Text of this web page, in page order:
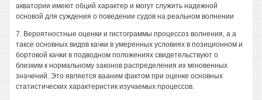
акватории имеют обций характер и могут служить надежной
основой для суждения о поведении судов на реальном волнении
7. Вероятностные оценки и гистограммы процессоз волнения, а а
таксе основных видов качки в умеренных условиях в позиционном и
бортовой качки в подводном положениях свидетельствуют о
близким к нормальному законов распределения их мгновенных
значений. Это является вааним фактом при оценке основных
статистических характеристик изучаемых процессов.